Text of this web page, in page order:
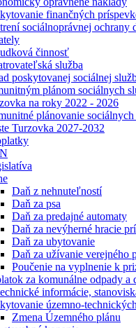
finančných
sociálnoprávnej ochrany
činnosť
služba
poskytovanej sociálnej
plánom sociálnych
na roky 2022 - 2026
plánovanie
Turzovka 2027-2032
Daň z nehnuteľností
Daň za psa
Daň za predajné automaty
Daň za nevýherné hracie
Daň za ubytovanie
Daň za užívanie verejného
Poučenie na vyplnenie k
za komunálne odpady a
informácie,
územno-
Zmena Územného plánu